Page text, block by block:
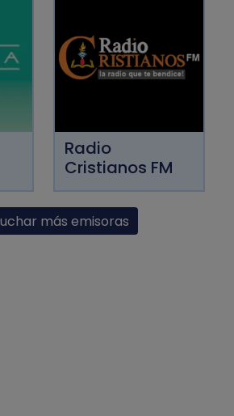
Radio
Cristianos FM
más emisoras